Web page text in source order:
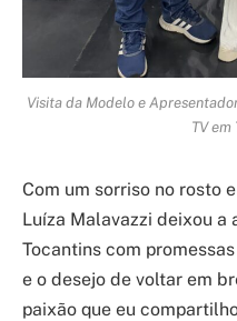
Visita da Modelo e
TV em
Com um sorriso no rosto
Luíza Malavazzi deixou a
Tocantins com
e o desejo de voltar em
paixão que eu